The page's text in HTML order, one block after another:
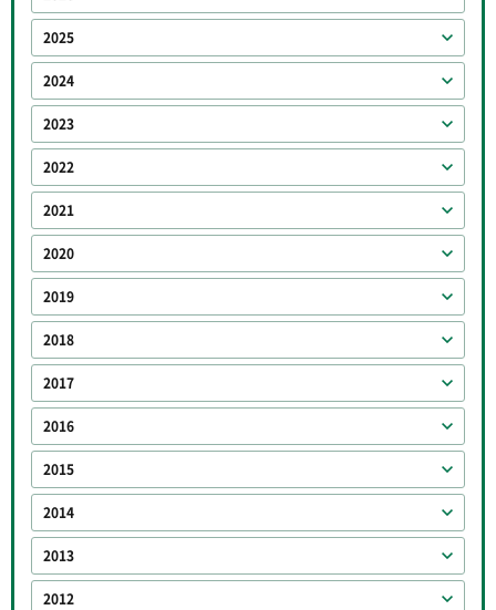
2025
2024
2023
2022
2021
2020
2019
2018
2017
2016
2015
2014
2013
2012